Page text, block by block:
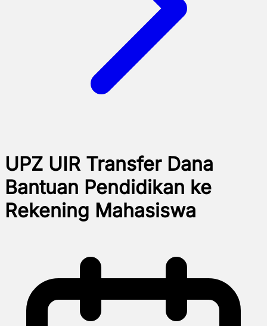
UPZ UIR Transfer Dana
Bantuan Pendidikan ke
Rekening Mahasiswa